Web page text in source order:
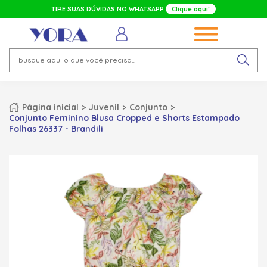
TIRE SUAS DÚVIDAS NO WHATSAPP Clique aqui!
Página inicial Juvenil
Conjunto
Conjunto Feminino Blusa Cropped e Shorts Estampado
Folhas 26337 - Brandili